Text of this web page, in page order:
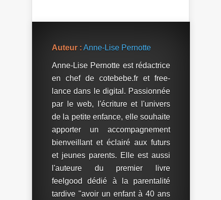
Tilaure !
Auteur : Anne-Lise Pernotte
Anne-Lise Pernotte est rédactrice
en chef de cotebebe.fr et free-
lance dans le digital. Passionnée
par le web, l'écriture et l'univers
de la petite enfance, elle souhaite
apporter un accompagnement
bienveillant et éclairé aux futurs
et jeunes parents. Elle est aussi
l'auteure du premier livre
feelgood dédié à la parentalité
tardive "avoir un enfant à 40 ans